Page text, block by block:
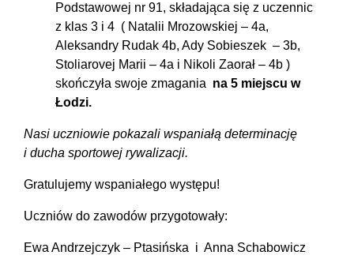
Podstawowej nr 91, składająca się z uczennic
z klas 3 i 4 ( Natalii Mrozowskiej – 4a,
Aleksandry Rudak 4b, Ady Sobieszek – 3b,
Stoliarovej Marii – 4a i Nikoli Zaorał – 4b )
skończyła swoje zmagania na 5 miejscu w
Łodzi.
Nasi uczniowie pokazali wspaniałą determinację
i ducha sportowej rywalizacji.
Gratulujemy wspaniałego występu!
Uczniów do zawodów przygotowały:
Ewa Andrzejczyk – Ptasińska i Anna Schabowicz